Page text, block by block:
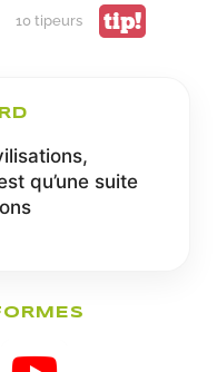
10 tipeurs tip!
qu’une suite